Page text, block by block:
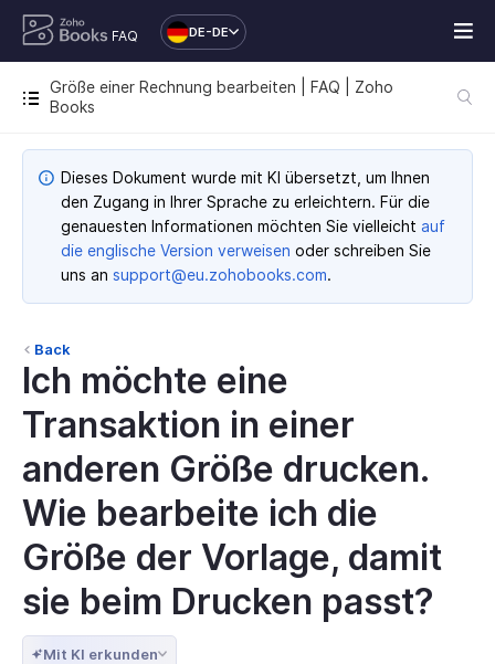
FAQ DE-DE
Größe einer Rechnung bearbeiten | FAQ | Zoho
Books
Dieses Dokument wurde mit KI übersetzt, um Ihnen
den Zugang in Ihrer Sprache zu erleichtern. Für die
genauesten Informationen möchten Sie vielleicht auf
die englische Version verweisen oder schreiben Sie
uns an support@eu.zohobooks.com.
Back
Ich möchte eine
Transaktion in einer
anderen Größe drucken.
Wie bearbeite ich die
Größe der Vorlage, damit
sie beim Drucken passt?
Mit KI erkunden